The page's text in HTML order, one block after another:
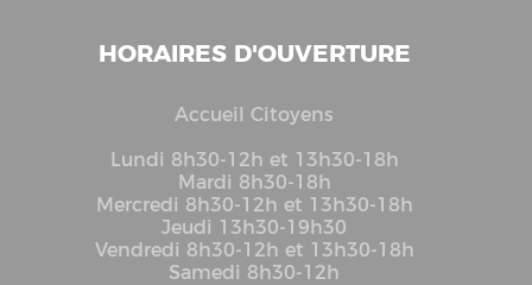
HORAIRES D'OUVERTURE
Accueil Citoyens
Lundi 8h30-12h et 13h30-18h
Mardi 8h30-18h
Mercredi 8h30-12h et 13h30-18h
Jeudi 13h30-19h30
Vendredi 8h30-12h et 13h30-18h
Samedi 8h30-12h